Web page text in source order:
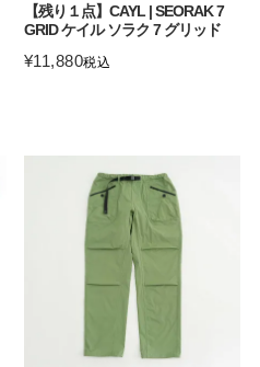
【残り１点】CAYL | SEORAK 7
GRID ケイル ソラク 7 グリッド
¥11,880税込